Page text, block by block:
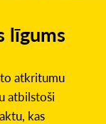
līgums
atkritumu
atbilstoši
kas